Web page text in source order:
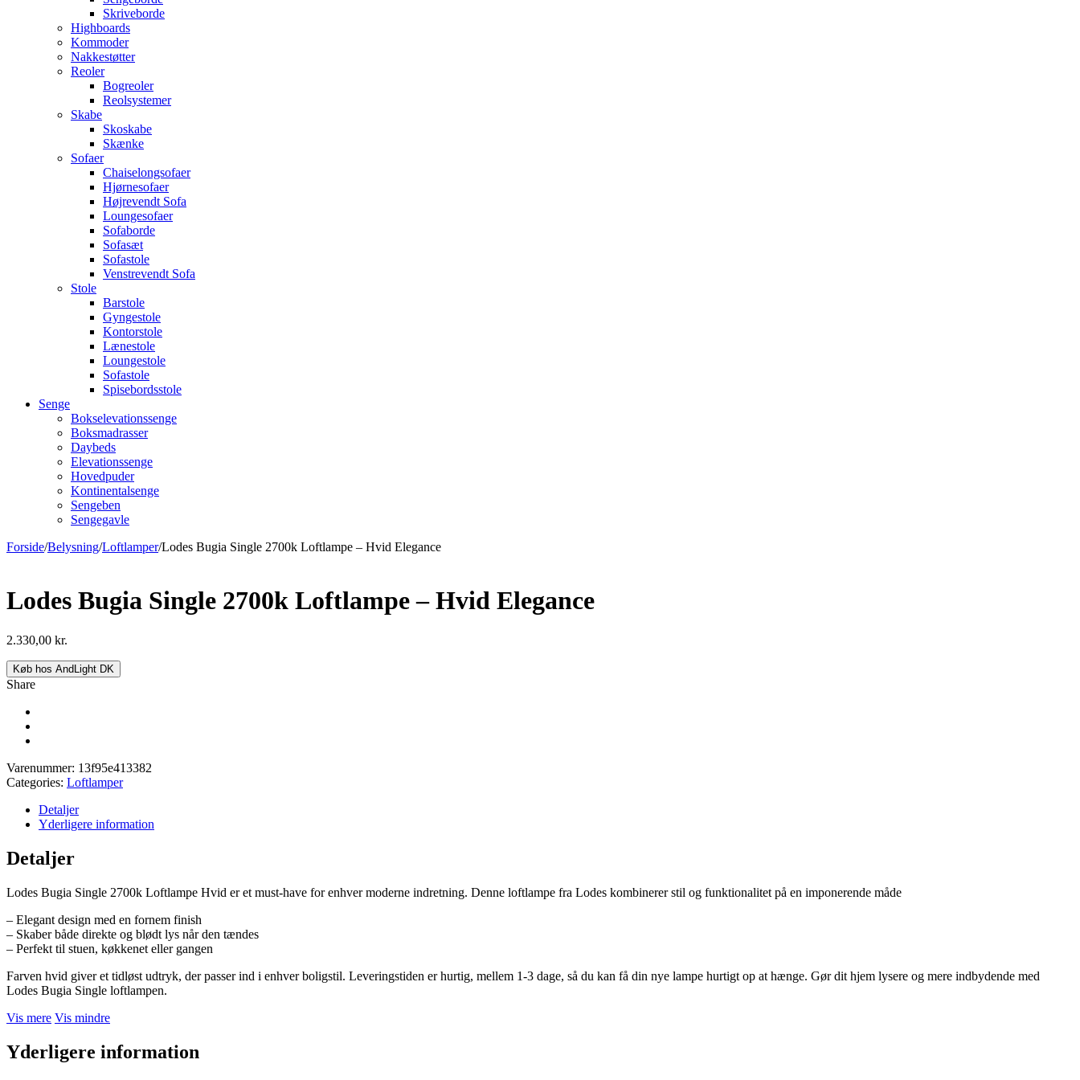
Skriveborde
Highboards
Kommoder
Nakkestøtter
Reoler
Bogreoler
Reolsystemer
Skabe
Skoskabe
Skænke
Sofaer
Chaiselongsofaer
Hjørnesofaer
Højrevendt Sofa
Loungesofaer
Sofaborde
Sofasæt
Sofastole
Venstrevendt Sofa
Stole
Barstole
Gyngestole
Kontorstole
Lænestole
Loungestole
Sofastole
Spisebordsstole
Senge
Bokselevationssenge
Boksmadrasser
Daybeds
Elevationssenge
Hovedpuder
Kontinentalsenge
Sengeben
Sengegavle
Forside/Belysning/Loftlamper/Lodes Bugia Single 2700k Loftlampe – Hvid Elegance
Lodes Bugia Single 2700k Loftlampe – Hvid Elegance
2.330,00 kr.
Køb hos AndLight DK
Share
Varenummer: 13f95e413382
Categories: Loftlamper
Detaljer
Yderligere information
Detaljer
Lodes Bugia Single 2700k Loftlampe Hvid er et must-have for enhver moderne indretning. Denne loftlampe fra Lodes kombinerer stil og funktionalitet på en imponerende måde
– Elegant design med en fornem finish
– Skaber både direkte og blødt lys når den tændes
– Perfekt til stuen, køkkenet eller gangen
Farven hvid giver et tidløst udtryk, der passer ind i enhver boligstil. Leveringstiden er hurtig, mellem 1-3 dage, så du kan få din nye lampe hurtigt op at hænge. Gør dit hjem lysere og mere indbydende med
Lodes Bugia Single loftlampen.
Vis mere Vis mindre
Yderligere information